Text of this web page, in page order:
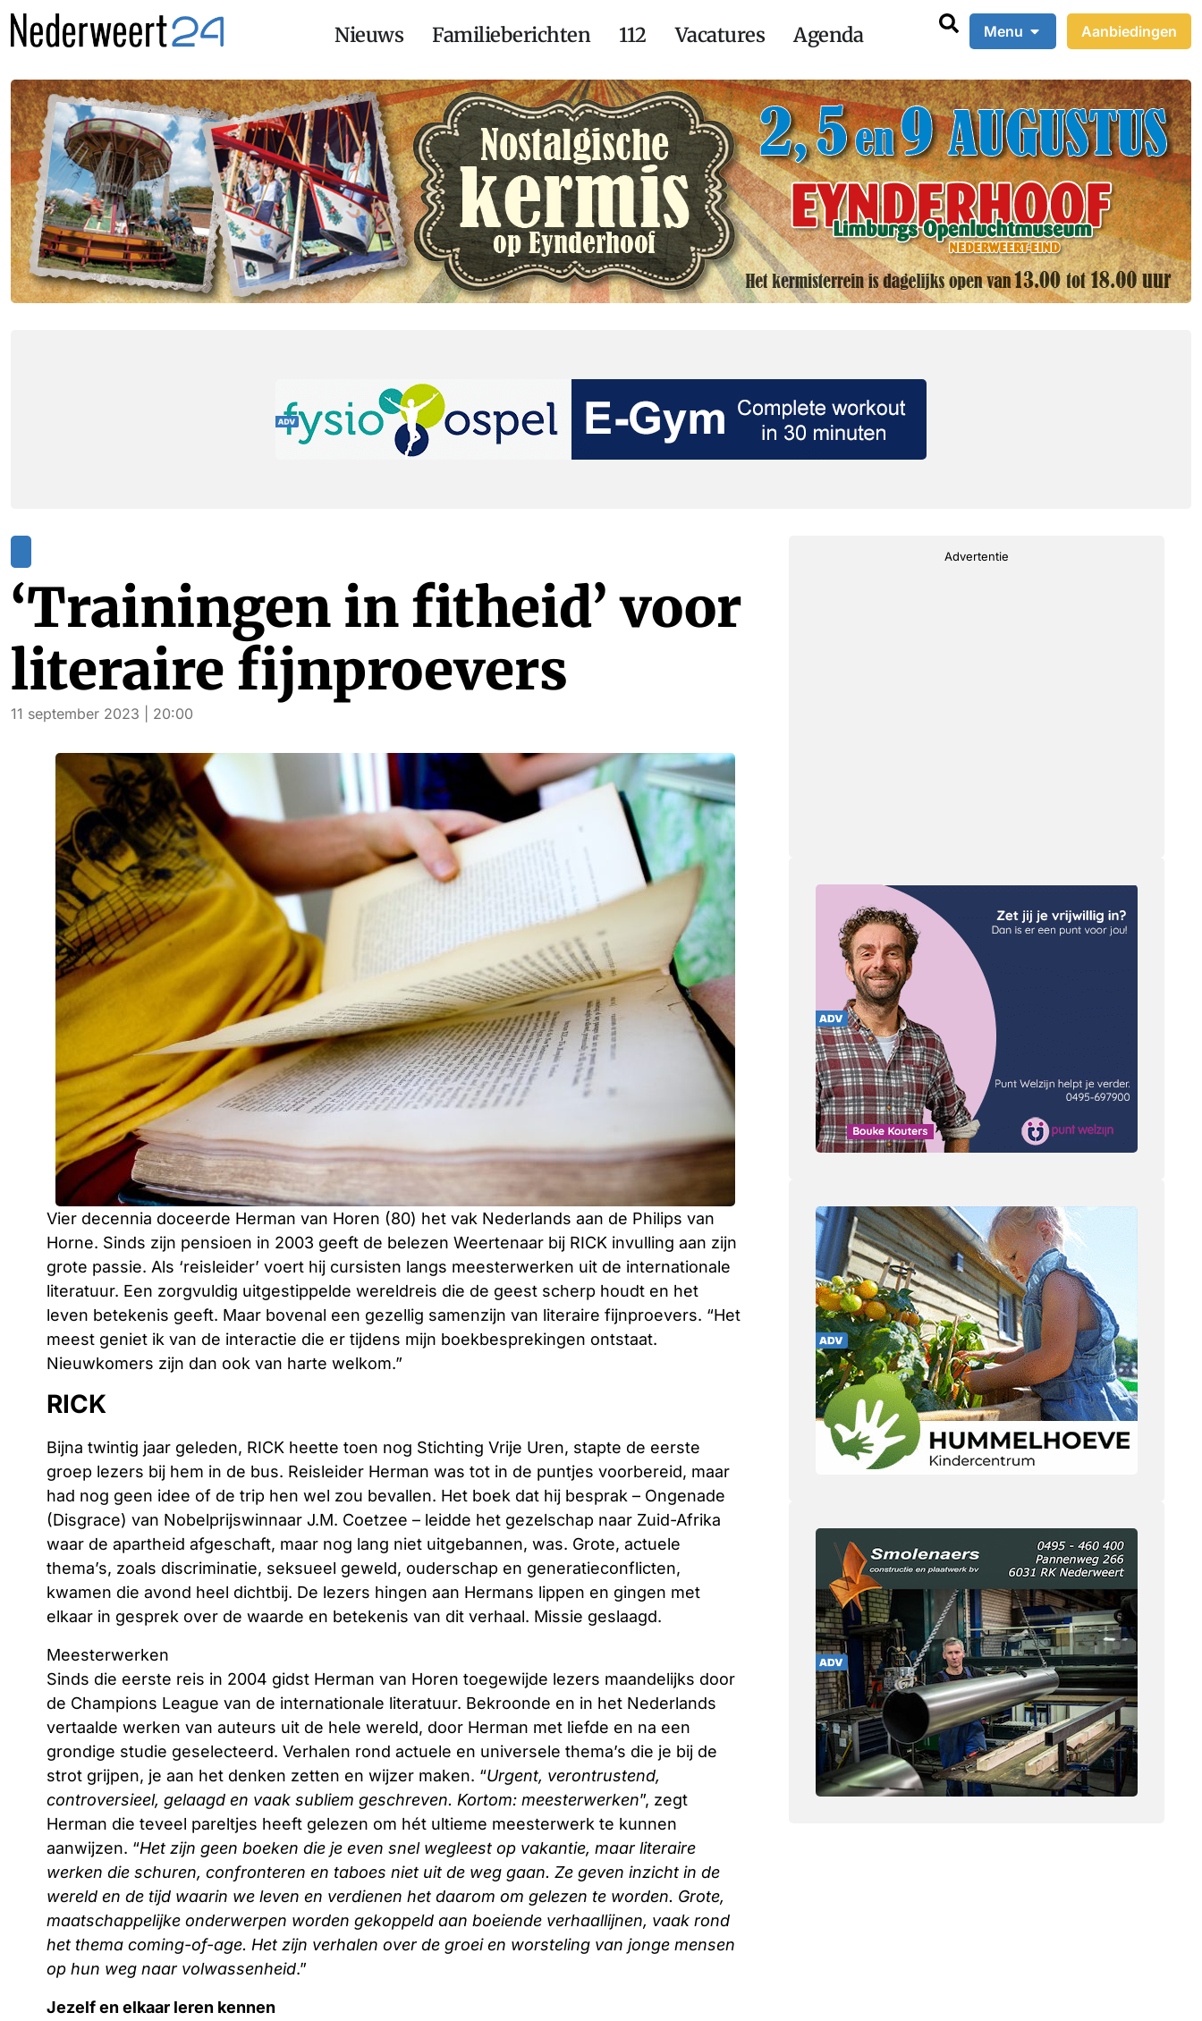
Nieuws Familieberichten 112 Vacatures Agenda Menu Aanbiedingen
‘Trainingen in fitheid’ voor
literaire fijnproevers
11 september 2023 | 20:00
Vier decennia doceerde Herman van Horen (80) het vak Nederlands aan de Philips van
Horne. Sinds zijn pensioen in 2003 geeft de belezen Weertenaar bij RICK invulling aan zijn
grote passie. Als ‘reisleider’ voert hij cursisten langs meesterwerken uit de internationale
literatuur. Een zorgvuldig uitgestippelde wereldreis die de geest scherp houdt en het
leven betekenis geeft. Maar bovenal een gezellig samenzijn van literaire fijnproevers. “Het
meest geniet ik van de interactie die er tijdens mijn boekbesprekingen ontstaat.
Nieuwkomers zijn dan ook van harte welkom.”
RICK
Bijna twintig jaar geleden, RICK heette toen nog Stichting Vrije Uren, stapte de eerste
groep lezers bij hem in de bus. Reisleider Herman was tot in de puntjes voorbereid, maar
had nog geen idee of de trip hen wel zou bevallen. Het boek dat hij besprak – Ongenade
(Disgrace) van Nobelprijswinnaar J.M. Coetzee – leidde het gezelschap naar Zuid-Afrika
waar de apartheid afgeschaft, maar nog lang niet uitgebannen, was. Grote, actuele
thema’s, zoals discriminatie, seksueel geweld, ouderschap en generatieconflicten,
kwamen die avond heel dichtbij. De lezers hingen aan Hermans lippen en gingen met
elkaar in gesprek over de waarde en betekenis van dit verhaal. Missie geslaagd.
Meesterwerken
Sinds die eerste reis in 2004 gidst Herman van Horen toegewijde lezers maandelijks door
de Champions League van de internationale literatuur. Bekroonde en in het Nederlands
vertaalde werken van auteurs uit de hele wereld, door Herman met liefde en na een
grondige studie geselecteerd. Verhalen rond actuele en universele thema’s die je bij de
strot grijpen, je aan het denken zetten en wijzer maken. “Urgent, verontrustend,
controversieel, gelaagd en vaak subliem geschreven. Kortom: meesterwerken”, zegt
Herman die teveel pareltjes heeft gelezen om hét ultieme meesterwerk te kunnen
aanwijzen. “Het zijn geen boeken die je even snel wegleest op vakantie, maar literaire
werken die schuren, confronteren en taboes niet uit de weg gaan. Ze geven inzicht in de
wereld en de tijd waarin we leven en verdienen het daarom om gelezen te worden. Grote,
maatschappelijke onderwerpen worden gekoppeld aan boeiende verhaallijnen, vaak rond
het thema coming-of-age. Het zijn verhalen over de groei en worsteling van jonge mensen
op hun weg naar volwassenheid.”
Jezelf en elkaar leren kennen
Advertentie